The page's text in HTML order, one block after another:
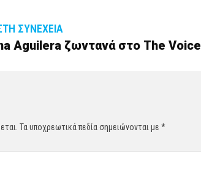
ΣΥΝΈΧΕΙΑ
Aguilera ζωντανά στο The Voice
Τα υποχρεωτικά πεδία σημειώνονται με *